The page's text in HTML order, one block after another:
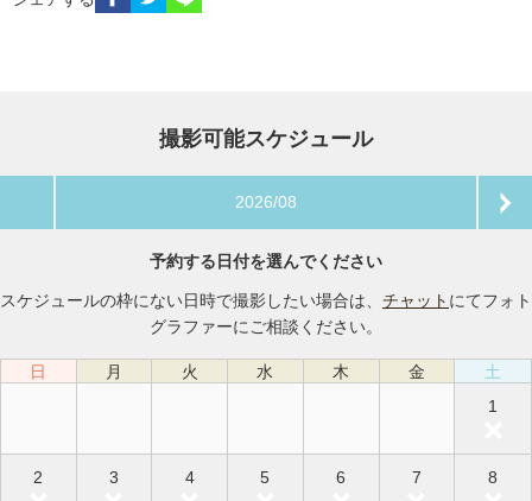
撮影可能スケジュール
2026/08
予約する日付を選んでください
スケジュールの枠にない日時で撮影したい場合は、 チャット にてフォト
グラファーにご相談ください。
日 月 火 水 木 金
土
1
2 3 4 5 6 7 8